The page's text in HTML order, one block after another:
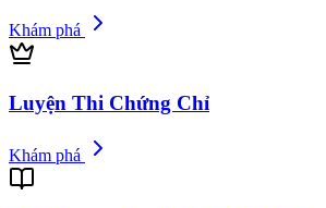
Khám phá
Luyện Thi Chứng Chỉ
Khám phá